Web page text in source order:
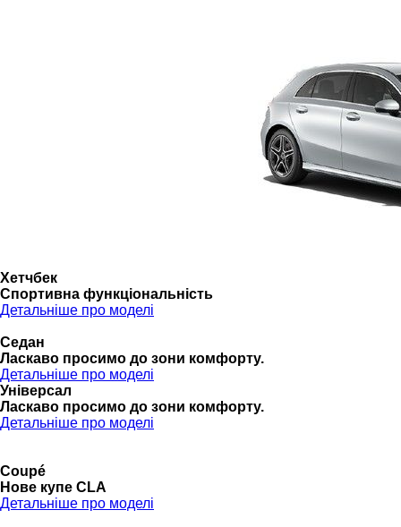
Хетчбек
Спортивна функціональність
Детальніше про моделі
Седан
Ласкаво просимо до зони комфорту.
Детальніше про моделі
Універсал
Ласкаво просимо до зони комфорту.
Детальніше про моделі
Coupé
Нове купе CLA
Детальніше про моделі